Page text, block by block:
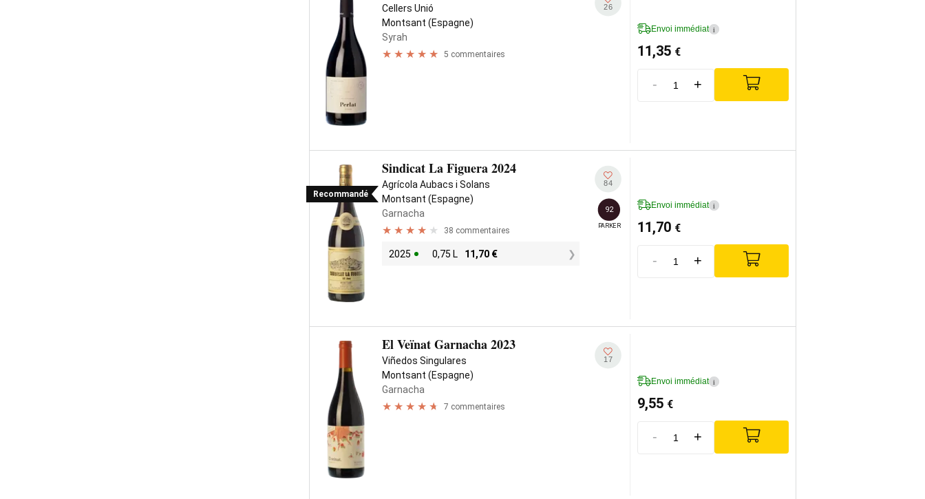
Cellers Unió
Montsant (Espagne)
Syrah
5 commentaires
26
Envoi immédiat i
11,35 €
- +
Recommandé
Sindicat La Figuera 2024
Agrícola Aubacs i Solans
Montsant (Espagne)
Garnacha
38 commentaires
2025 0,75 L 11,70 €
84
92
PARKER
Envoi immédiat i
11,70 €
- +
El Veïnat Garnacha 2023
Viñedos Singulares
Montsant (Espagne)
Garnacha
7 commentaires
17
Envoi immédiat i
9,55 €
- +